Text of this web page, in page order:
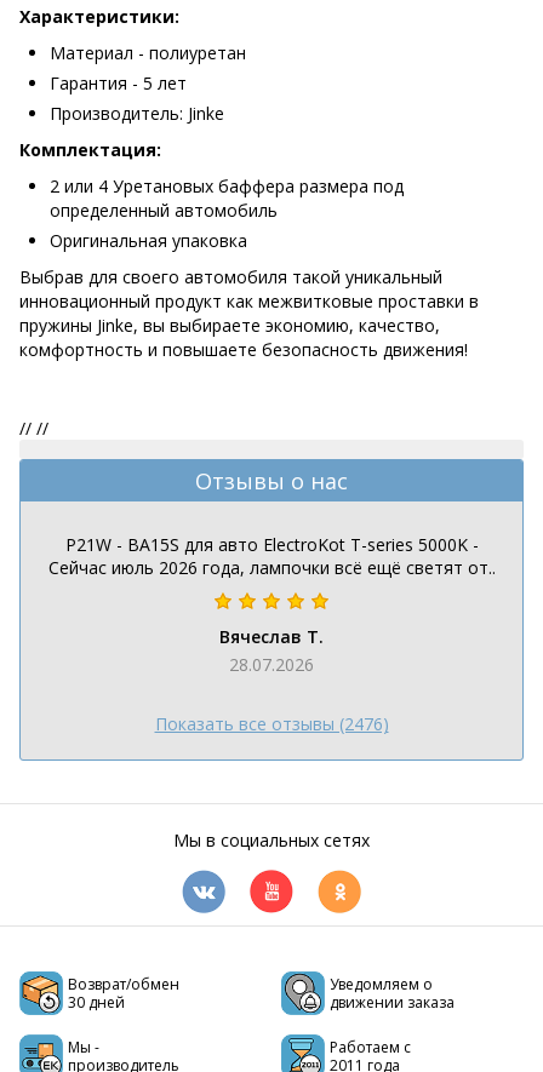
Характеристики:
Материал - полиуретан
Гарантия - 5 лет
Производитель: Jinke
Комплектация:
2 или 4 Уретановых баффера размера под
определенный автомобиль
Оригинальная упаковка
Выбрав для своего автомобиля такой уникальный
инновационный продукт как межвитковые проставки в
пружины Jinke, вы выбираете экономию, качество,
комфортность и повышаете безопасность движения!
// //
Отзывы о нас
P21W - BA15S для авто ElectroKot T-series 5000K -
Сейчас июль 2026 года, лампочки всё ещё светят от..
Вячеслав Т.
28.07.2026
Показать все отзывы (2476)
Мы в социальных сетях
Возврат/обмен
30 дней
Уведомляем о
движении заказа
Мы -
производитель
Работаем с
2011 года